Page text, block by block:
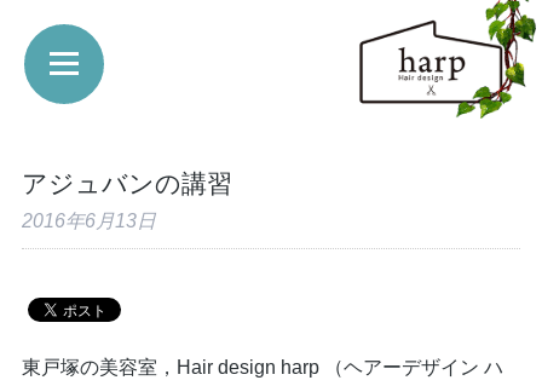
アジュバンの講習
2016年6月13日
東戸塚の美容室，Hair design harp （ヘアーデザイン ハ